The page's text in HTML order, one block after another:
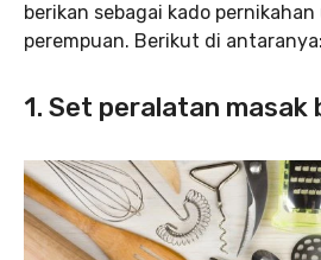
berikan sebagai kado
perempuan. Berikut di antaranya:
1. Set peralatan masak